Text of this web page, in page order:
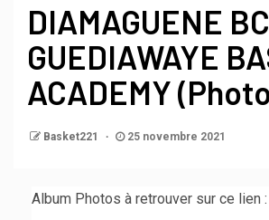
DIAMAGUENE
GUEDIAWAYE
ACADEMY
Basket221 25 novembre 2021
Album Photos à retrouver sur ce lien :